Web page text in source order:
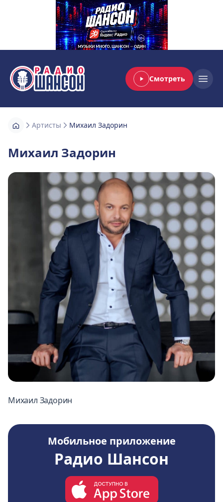
Радио Шансон Смотреть
Артисты Михаил Задорин
Михаил Задорин
Михаил Задорин
Мобильное приложение
Радио Шансон